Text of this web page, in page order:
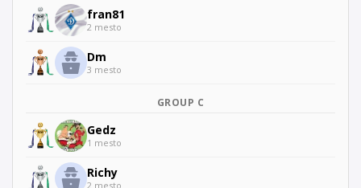
fran81
2 mesto
Dm
3 mesto
GROUP C
Gedz
1 mesto
Richy
2 mesto